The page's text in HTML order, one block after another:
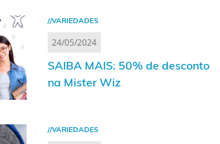
//VARIEDADES
24/05/2024
SAIBA MAIS: 50% de desconto
na Mister Wiz
//VARIEDADES